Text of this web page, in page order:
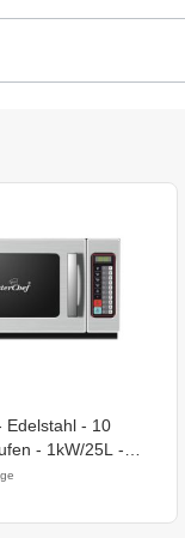
Edelstahl - 10
- 1kW/25L -